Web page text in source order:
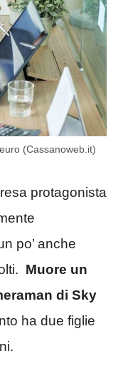
(Cassanoweb.it)
protagonista
po’ anche
Muore un
di Sky
ha due figlie